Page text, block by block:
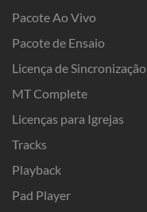
Pacote Ao Vivo
Pacote de Ensaio
Licença de Sincronização
MT Complete
Licenças para Igrejas
Tracks
Playback
Pad Player